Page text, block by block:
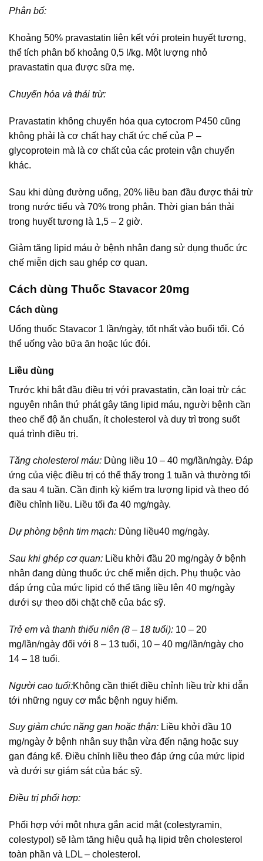
Phân bố:
Khoảng 50% pravastatin liên kết với protein huyết tương,
thể tích phân bố khoảng 0,5 l/kg. Một lượng nhỏ
pravastatin qua được sữa mẹ.
Chuyển hóa và thải trừ:
Pravastatin không chuyển hóa qua cytocrom P450 cũng
không phải là cơ chất hay chất ức chế của P –
glycoprotein mà là cơ chất của các protein vận chuyển
khác.
Sau khi dùng đường uống, 20% liều ban đầu được thải trừ
trong nước tiểu và 70% trong phân. Thời gian bán thải
trong huyết tương là 1,5 – 2 giờ.
Giảm tăng lipid máu ở bệnh nhân đang sử dụng thuốc ức
chế miễn dịch sau ghép cơ quan.
Cách dùng Thuốc Stavacor 20mg
Cách dùng
Uống thuốc Stavacor 1 lần/ngày, tốt nhất vào buổi tối. Có
thể uống vào bữa ăn hoặc lúc đói.
Liều dùng
Trước khi bắt đầu điều trị với pravastatin, cần loại trừ các
nguyên nhân thứ phát gây tăng lipid máu, người bệnh cần
theo chế độ ăn chuẩn, ít cholesterol và duy trì trong suốt
quá trình điều trị.
Tăng cholesterol máu: Dùng liều 10 – 40 mg/lần/ngày. Đáp
ứng của việc điều trị có thể thấy trong 1 tuần và thường tối
đa sau 4 tuần. Cần định kỳ kiểm tra lượng lipid và theo đó
điều chỉnh liều. Liều tối đa 40 mg/ngày.
Dự phòng bệnh tim mạch: Dùng liều40 mg/ngày.
Sau khi ghép cơ quan: Liều khởi đầu 20 mg/ngày ở bệnh
nhân đang dùng thuốc ức chế miễn dịch. Phụ thuộc vào
đáp ứng của mức lipid có thể tăng liều lên 40 mg/ngày
dưới sự theo dõi chặt chẽ của bác sỹ.
Trẻ em và thanh thiếu niên (8 – 18 tuổi): 10 – 20
mg/lần/ngày đối với 8 – 13 tuổi, 10 – 40 mg/lần/ngày cho
14 – 18 tuổi.
Người cao tuổi:Không cần thiết điều chỉnh liều trừ khi dẫn
tới những nguy cơ mắc bệnh nguy hiểm.
Suy giảm chức năng gan hoặc thận: Liều khởi đầu 10
mg/ngày ở bệnh nhân suy thận vừa đến nặng hoặc suy
gan đáng kể. Điều chỉnh liều theo đáp ứng của mức lipid
và dưới sự giám sát của bác sỹ.
Điều trị phối hợp:
Phối hợp với một nhựa gắn acid mật (colestyramin,
colestypol) sẽ làm tăng hiệu quả hạ lipid trên cholesterol
toàn phần và LDL – cholesterol.